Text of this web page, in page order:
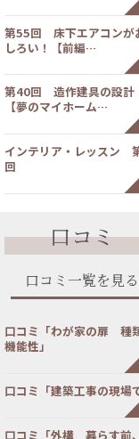
第55回 床下エアコンが
しろい！【前編…
第40回 造作建具の設計
【夢のマイホーム…
インテリア・レッスン
回
口コミ
口コミ一覧を見る
口コミ「わが家の扉 種
機能性」
口コミ「建築工事の現場
口コミ「外構 暮らす前